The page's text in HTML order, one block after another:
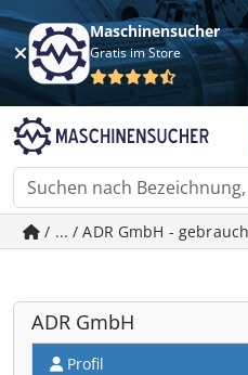
Maschinensucher
Gratis im Store
/ ... / ADR GmbH -
ADR GmbH
Profil